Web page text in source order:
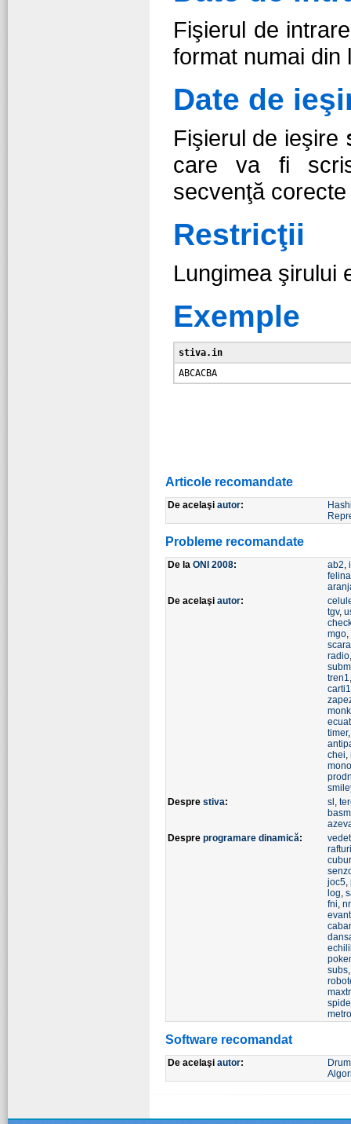
Fişierul de
format numai din
Date de
Fişierul de ieşire
care va fi
secvenţă
Restricţii
Lungimea şirului
Exemple
stiva.in
Articole recomandate
De acelaşi autor:
Probleme recomandate
De la ONI 2008: ab2,
De acelaşi autor:
tgv,
mgo,
scara
radio
tren1
carti1
timer
chei,
Despre stiva: sl ,
basm
Despre programare dinamică:
rafturi
joc5,
log,
fni,
subs
Software recomandat
De acelaşi autor: